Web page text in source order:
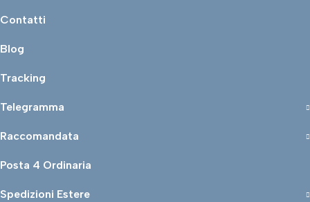
Contatti
Blog
Tracking
Telegramma
Raccomandata
Posta 4 Ordinaria
Spedizioni Estere